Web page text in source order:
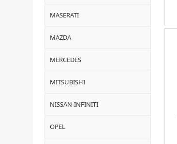
MASERATI
MAZDA
MERCEDES
MITSUBISHI
NISSAN-INFINITI
OPEL